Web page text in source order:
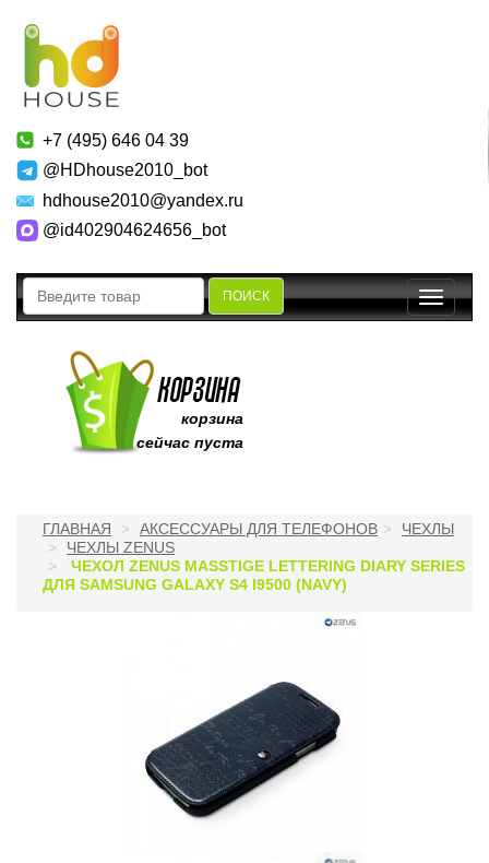
+7 (495) 646 04 39
@HDhouse2010_bot
hdhouse2010@yandex.ru
@id402904624656_bot
ПОИСК
Toggle
корзина
сейчас пуста
ГЛАВНАЯ АКСЕССУАРЫ ДЛЯ ТЕЛЕФОНОВ
ЧЕХЛЫ
ЧЕХЛЫ ZENUS
ЧЕХОЛ ZENUS MASSTIGE LETTERING DIARY SERIES
ДЛЯ SAMSUNG GALAXY S4 I9500 (NAVY)